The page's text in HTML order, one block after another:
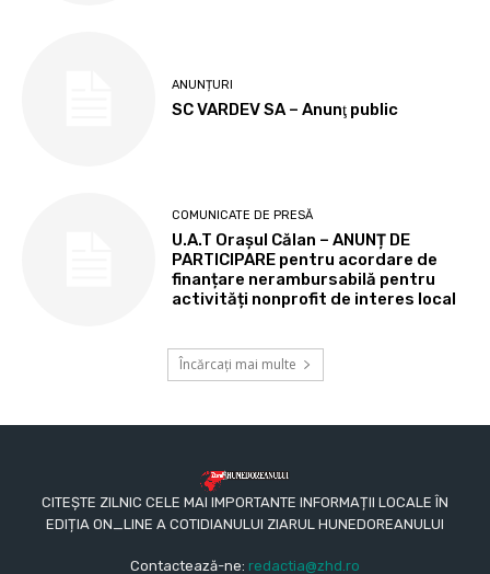
ANUNȚURI
SC VARDEV SA – Anunţ public
COMUNICATE DE PRESĂ
U.A.T Orașul Călan – ANUNȚ DE
PARTICIPARE pentru acordare de
finanțare nerambursabilă pentru
activități nonprofit de interes local
Încărcați mai multe
CITEȘTE ZILNIC CELE MAI IMPORTANTE INFORMAȚII LOCALE ÎN
EDIȚIA ON_LINE A COTIDIANULUI ZIARUL HUNEDOREANULUI
Contactează-ne: redactia@zhd.ro